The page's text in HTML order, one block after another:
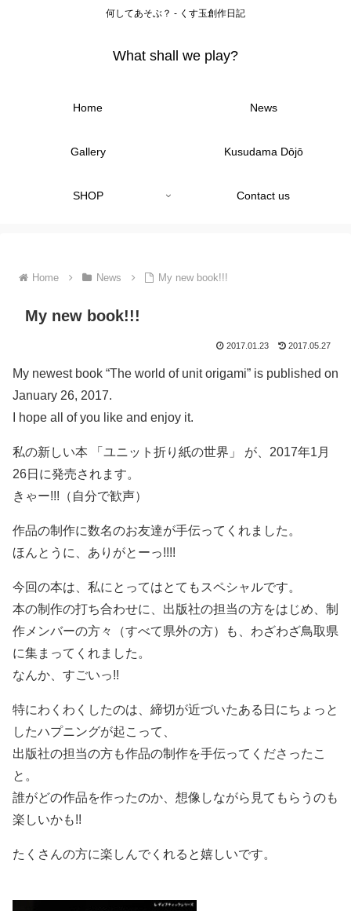
何してあそぶ？ - くす玉創作日記
What shall we play?
Home News
Gallery Kusudama Dōjō
SHOP Contact us
Home News My new book!!!
My new book!!!
2017.01.23 2017.05.27
My newest book “The world of unit origami” is published on
January 26, 2017.
I hope all of you like and enjoy it.
私の新しい本 「ユニット折り紙の世界」 が、2017年1月
26日に発売されます。
きゃー!!!（自分で歓声）
作品の制作に数名のお友達が手伝ってくれました。
ほんとうに、ありがとーっ!!!!
今回の本は、私にとってはとてもスペシャルです。
本の制作の打ち合わせに、出版社の担当の方をはじめ、制
作メンバーの方々（すべて県外の方）も、わざわざ鳥取県
に集まってくれました。
なんか、すごいっ!!
特にわくわくしたのは、締切が近づいたある日にちょっと
したハプニングが起こって、
出版社の担当の方も作品の制作を手伝ってくださったこ
と。
誰がどの作品を作ったのか、想像しながら見てもらうのも
楽しいかも!!
たくさんの方に楽しんでくれると嬉しいです。